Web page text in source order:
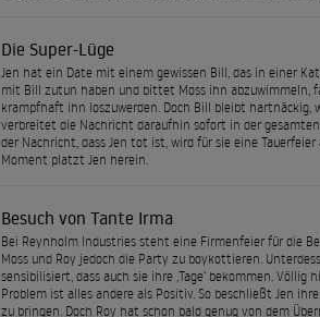
Die Super-Lüge
Jen hat ein Date mit einem gewissen Bill, das in einer
mit Bill zutun haben und bittet Moss ihn abzuwimmeln,
krampfhaft ihn loszuwerden. Doch Bill bleibt hartnäckig,
verbreitet die Nachricht daraufhin sofort in der
der Nachricht, dass Jen tot ist, wird für sie eine
Moment platzt Jen herein.
Besuch von Tante Irma
Bei Reynholm Industries steht eine Firmenfeier für die
Moss und Roy jedoch die Party zu boykottieren.
sensibilisiert, dass auch sie ihre ‚Tage‘ bekommen.
Problem ist alles andere als Positiv. So beschließt Jen
zu bringen. Doch Roy hat schon bald genug von dem